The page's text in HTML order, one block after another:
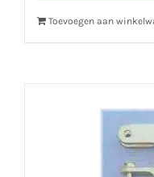
Toevoegen aan